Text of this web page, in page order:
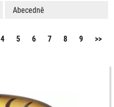
Abecedně
4 5 6 7 8 9 >>